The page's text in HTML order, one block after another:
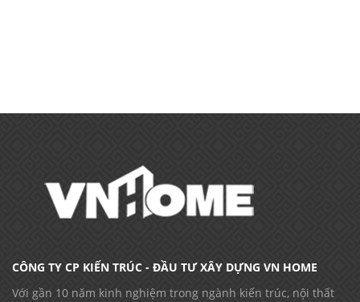
CÔNG TY CP KIẾN TRÚC - ĐẦU TƯ XÂY DỰNG VN HOME
Với gần 10 năm kinh nghiệm trong ngành kiến trúc, nội thất